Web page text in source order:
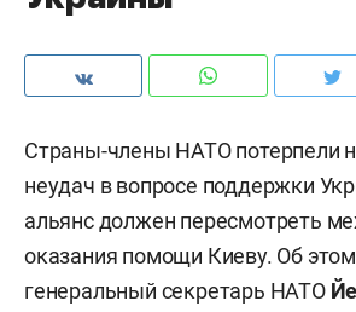
Страны-члены НАТО потерпели
неудач в вопросе поддержки
альянс должен пересмотреть
оказания помощи Киеву. Об
генеральный секретарь НАТО